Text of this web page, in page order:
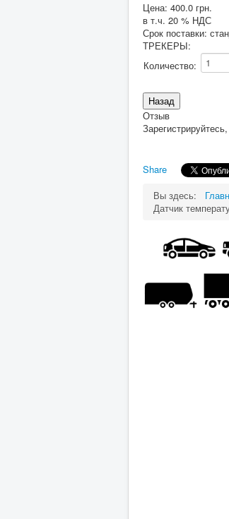
Цена: 400.0 грн.
в т.ч. 20 % НДС
Срок поставки:
ТРЕКЕРЫ:
Количество:
Отзыв
Share
Вы здесь:
Датчик